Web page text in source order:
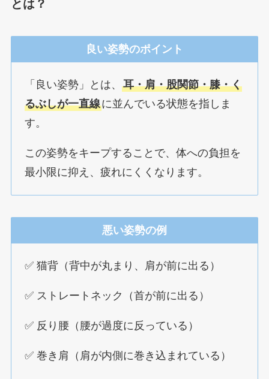
とは？
良い姿勢のポイント
「良い姿勢」とは、耳・肩・股関節・膝・く
るぶしが一直線に並んでいる状態を指しま
す。
この姿勢をキープすることで、体への負担を
最小限に抑え、疲れにくくなります。
悪い姿勢の例
✅ 猫背（背中が丸まり、肩が前に出る）
✅ ストレートネック（首が前に出る）
✅ 反り腰（腰が過度に反っている）
✅ 巻き肩（肩が内側に巻き込まれている）